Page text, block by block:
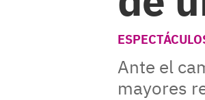
Ante el
mayores